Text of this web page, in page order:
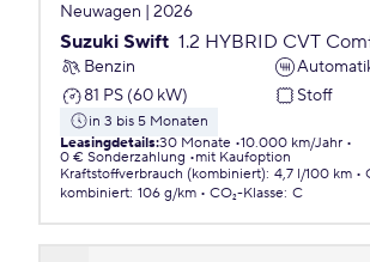
Neuwagen | 2026
Suzuki Swift 1.2 HYBRID CVT
Benzin
81 PS (60 kW)
Stoff
in 3 bis 5 Monaten
Leasingdetails:30 Monate 10.000 km/Jahr
0 € Sonderzahlung
mit Kaufoption
Kraftstoffverbrauch (kombiniert): 4,7 l/100 km
kombiniert: 106 g/km CO₂-Klasse: C